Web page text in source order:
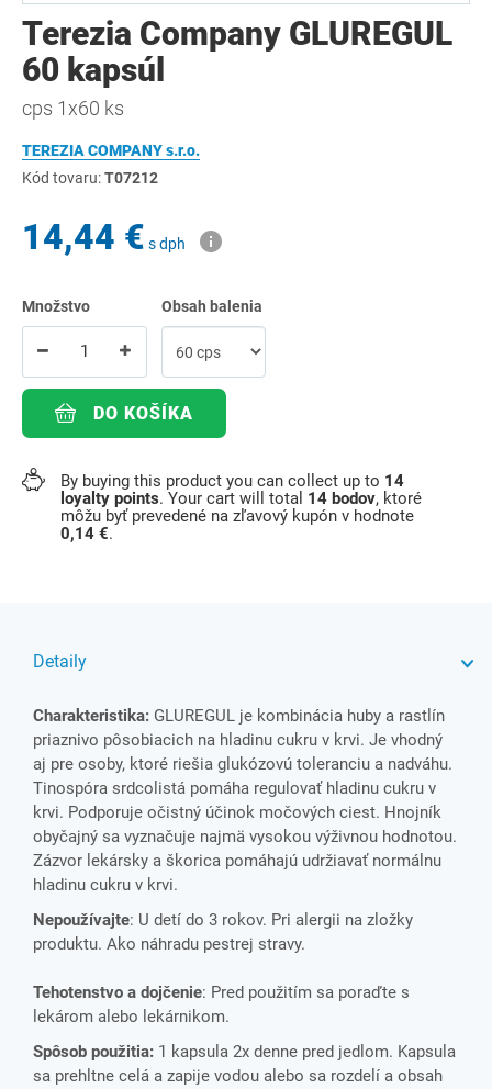
Terezia Company GLUREGUL
60 kapsúl
cps 1x60 ks
TEREZIA COMPANY s.r.o.
Kód tovaru:T07212
14,44 € s dph
Množstvo Obsah balenia
DO KOŠÍKA
By buying this product you can collect up to 14
loyalty points. Your cart will total 14 bodov, ktoré
môžu byť prevedené na zľavový kupón v hodnote
0,14 €.
Detaily
Charakteristika: GLUREGUL je kombinácia huby a rastlín
priaznivo pôsobiacich na hladinu cukru v krvi. Je vhodný
aj pre osoby, ktoré riešia glukózovú toleranciu a nadváhu.
Tinospóra srdcolistá pomáha regulovať hladinu cukru v
krvi. Podporuje očistný účinok močových ciest. Hnojník
obyčajný sa vyznačuje najmä vysokou výživnou hodnotou.
Zázvor lekársky a škorica pomáhajú udržiavať normálnu
hladinu cukru v krvi.
Nepoužívajte: U detí do 3 rokov. Pri alergii na zložky
produktu. Ako náhradu pestrej stravy.
Tehotenstvo a dojčenie: Pred použitím sa poraďte s
lekárom alebo lekárnikom.
Spôsob použitia: 1 kapsula 2x denne pred jedlom. Kapsula
sa prehltne celá a zapije vodou alebo sa rozdelí a obsah